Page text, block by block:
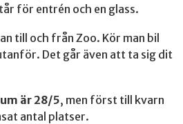
för entrén och en glass.
till och från Zoo. Kör man bil
Det går även att ta sig dit
är 28/5, men först till kvarn
antal platser.